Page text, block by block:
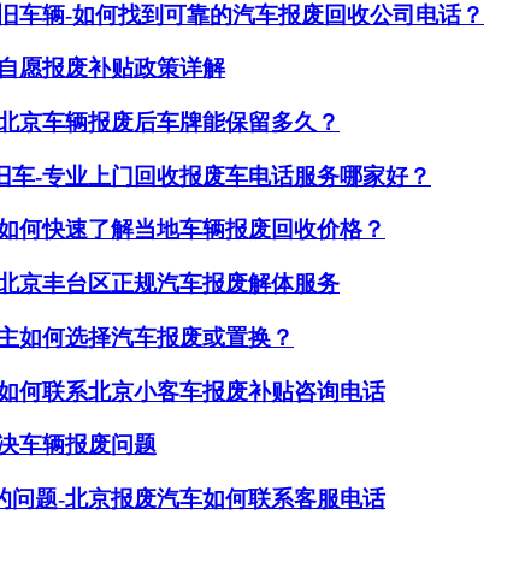
车辆-如何找到可靠的汽车报废回收公司电话？
愿报废补贴政策详解
京车辆报废后车牌能保留多久？
-专业上门回收报废车电话服务哪家好？
何快速了解当地车辆报废回收价格？
京丰台区正规汽车报废解体服务
如何选择汽车报废或置换？
何联系北京小客车报废补贴咨询电话
车辆报废问题
题-北京报废汽车如何联系客服电话